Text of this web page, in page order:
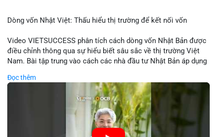
Dòng vốn Nhật Việt: Thấu hiểu thị trường để kết nối vốn
Video VIETSUCCESS phân tích cách dòng vốn Nhật Bản được
điều chỉnh thông qua sự hiểu biết sâu sắc về thị trường Việt
Nam. Bài tập trung vào cách các nhà đầu tư Nhật Bản áp dụng
đầu tư trực tiếp vào doanh nghiệp đến việc giao dịch tài chính.
Kết nối này không chỉ tạo cơ hội tăng trưởng cho Việt Nam mà
còn tạo ra động lực cho thị trường crypto địa phương khi các
nhà đầu tư đa quốc gia tìm kiếm cơ hội đa dạng. Các yếu tố
như chính sách tài chính Việt Nam, xu hướng đầu tư ESG, và
ổn định thị trường sẽ ảnh hưởng trực tiếp đến lưu lượng vốn
Đọc thêm